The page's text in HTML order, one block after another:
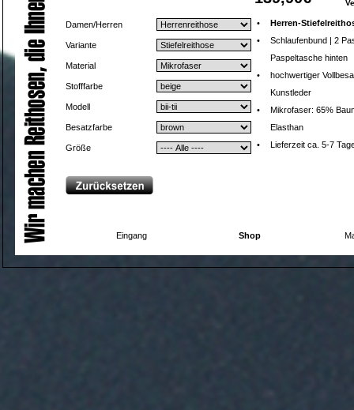
Damen/Herren
Variante
Material
Stofffarbe
Modell
Besatzfarbe
Größe
•
Herren-
•
Schlaufenbund | 2
Paspeltasche hinten
•
hochwertiger
Kunstleder
•
Mikrofaser: 65%
Elasthan
•
Lieferzeit ca. 5-7
Eingang Shop